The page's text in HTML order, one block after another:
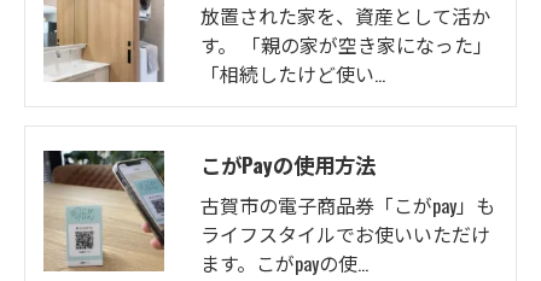
放置された家を、資産として活か
す。 「親の家が空き家になった」
「相続したけど使い…
こがPayの使用方法
古賀市の電子商品券「こがpay」も
ライフスタイルでお使いいただけ
ます。こがpayの使…